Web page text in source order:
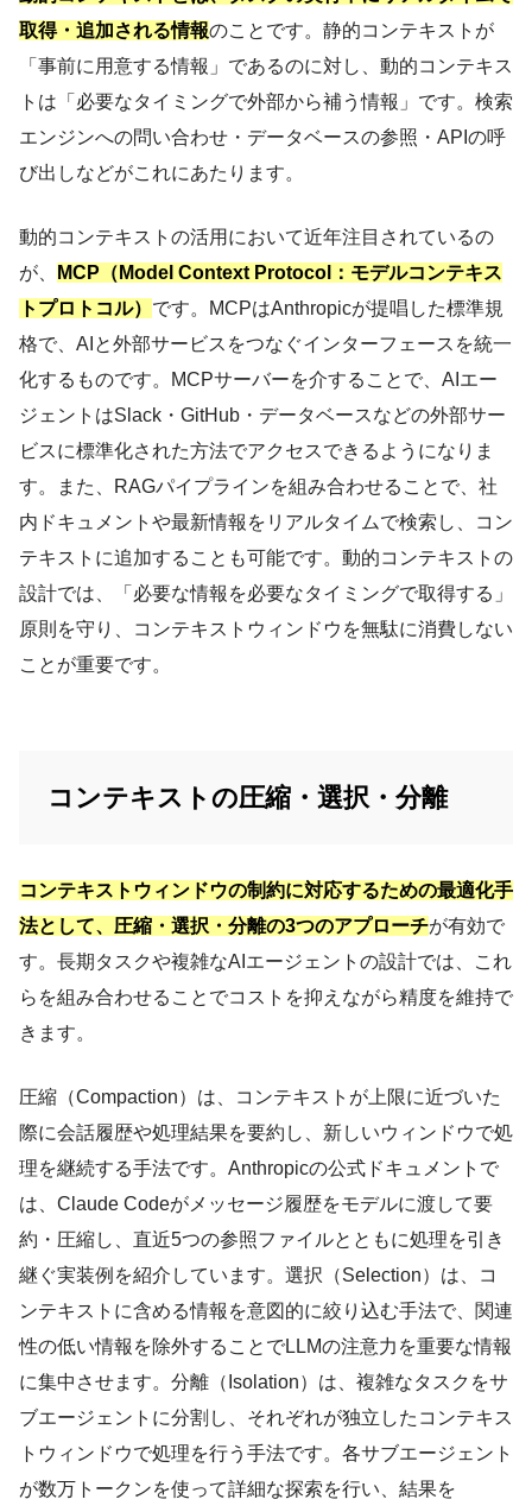
取得・追加される情報のことです。静的コンテキストが
「事前に用意する情報」であるのに対し、動的コンテキス
トは「必要なタイミングで外部から補う情報」です。検索
エンジンへの問い合わせ・データベースの参照・APIの呼
び出しなどがこれにあたります。
動的コンテキストの活用において近年注目されているの
が、
MCP（Model Context Protocol：モデルコンテキス
トプロトコル） です。MCPはAnthropicが提唱した標準規
格で、AIと外部サービスをつなぐインターフェースを統一
化するものです。MCPサーバーを介することで、AIエー
ジェントはSlack・GitHub・データベースなどの外部サー
ビスに標準化された方法でアクセスできるようになりま
す。また、RAGパイプラインを組み合わせることで、社
内ドキュメントや最新情報をリアルタイムで検索し、コン
テキストに追加することも可能です。動的コンテキストの
設計では、「必要な情報を必要なタイミングで取得する」
原則を守り、コンテキストウィンドウを無駄に消費しない
ことが重要です。
コンテキストの圧縮・選択・分離
コンテキストウィンドウの制約に対応するための最適化手
法として、圧縮・選択・分離の3つのアプローチが有効で
す。長期タスクや複雑なAIエージェントの設計では、これ
らを組み合わせることでコストを抑えながら精度を維持で
きます。
圧縮（Compaction）は、コンテキストが上限に近づいた
際に会話履歴や処理結果を要約し、新しいウィンドウで処
理を継続する手法です。Anthropicの公式ドキュメントで
は、Claude Codeがメッセージ履歴をモデルに渡して要
約・圧縮し、直近5つの参照ファイルとともに処理を引き
継ぐ実装例を紹介しています。選択（Selection）は、コ
ンテキストに含める情報を意図的に絞り込む手法で、関連
性の低い情報を除外することでLLMの注意力を重要な情報
に集中させます。分離（Isolation）は、複雑なタスクをサ
ブエージェントに分割し、それぞれが独立したコンテキス
トウィンドウで処理を行う手法です。各サブエージェント
が数万トークンを使って詳細な探索を行い、結果を